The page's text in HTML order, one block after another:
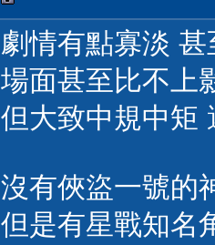
劇情有點寡淡
場面甚至比不上
但大致中規中矩
沒有俠盜一號的
但是有星戰知名